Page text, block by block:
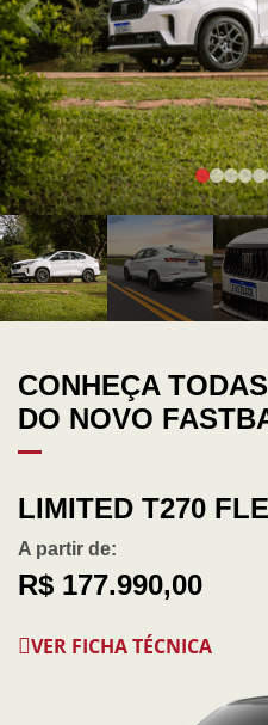
CONHEÇA
DO NOVO
LIMITED T270
A partir de:
R$ 177.990,00
VER FICHA TÉCNICA